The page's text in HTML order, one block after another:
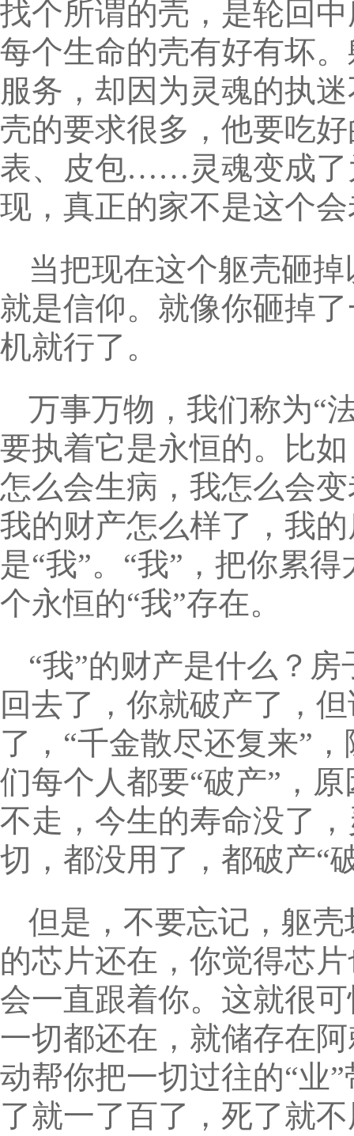
找个所谓的壳，是轮回
每个生命的壳有好有坏
服务，却因为灵魂的执
壳的要求很多，他要吃
表、皮包……灵魂变成了
现，真正的家不是这个
当把现在这个躯壳砸
就是信仰。就像你砸掉
机就行了。
万事万物，我们称为“
要执着它是永恒的。比
怎么会生病，我怎么会
我的财产怎么样了，我
是“我”。“我”，把你累
个永恒的“我”存在。
“我”的财产是什么？
回去了，你就破产了，
了，“千金散尽还复来”
们每个人都要“破产”，
不走，今生的寿命没了
切，都没用了，都破产“
但是，不要忘记，躯
的芯片还在，你觉得芯
会一直跟着你。这就很
一切都还在，就储存在
动帮你把一切过往的“业
了就一了百了，死了就